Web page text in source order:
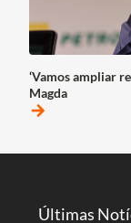
‘Vamos ampliar
Magda
arrow_forward
Últimas